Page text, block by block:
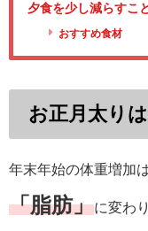
夕食を少し減らすこ
おすすめ食材
お正月太り
年末年始の体重増加
「脂肪」に変わ